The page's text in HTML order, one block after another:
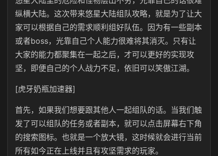
纵横大陆。这次带来悠星大陆组队攻略，就是为了让大
家可以根据自己的需求顺利组好队伍。因为有一些副本
或者boss，光靠自己个人能力很难将其消灭。只有让
大家的能力都聚集在一起之后，才可以更好的实现攻
坚，即便自己的个人战力不足，依旧可以笑傲江湖。
[虎牙奶瓶加速器]
首先，如果我们想要跟其他人一起组队的话。当我们触
发了可以组队的任务或者副本，就可以点击屏幕右下角
的搜索图标。也就是一个放大镜，这时候就会进行当前
所有如今正在上线并且有攻坚需求的玩家。